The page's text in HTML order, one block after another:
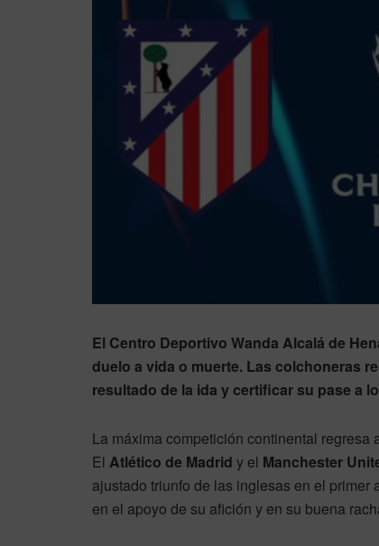
El Centro Deportivo Wanda Alcalá de
duelo a vida o muerte. Las colchoneras
resultado de la ida y certificar su pase a
La máxima competición continental
El Atlético de Madrid y el Manchester
ajustado triunfo de las inglesas en el
en el apoyo de su afición y en su buena